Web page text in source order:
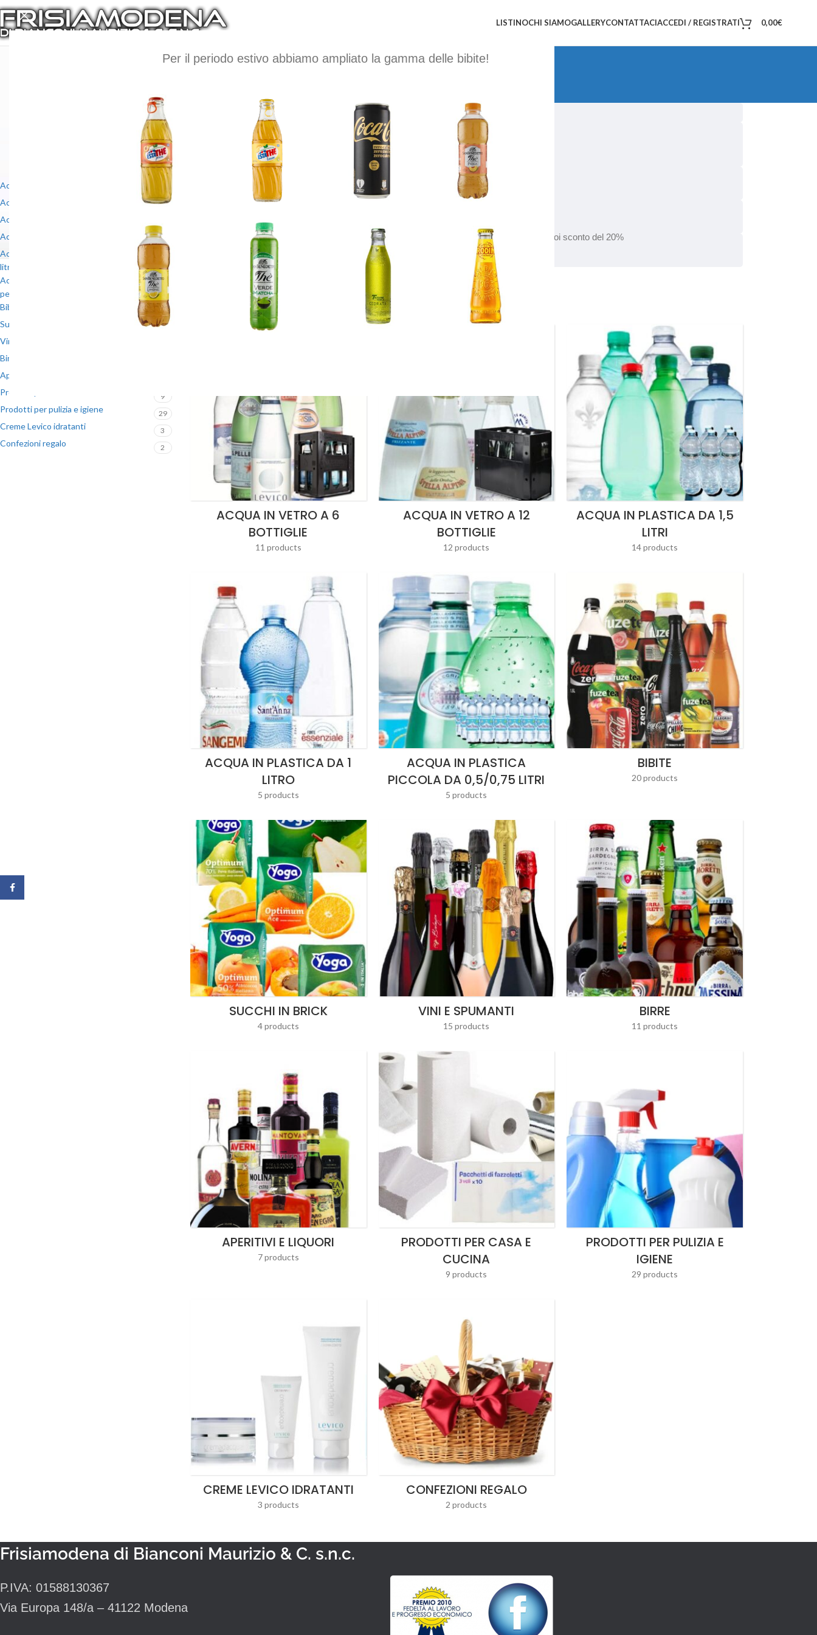
Per il periodo estivo abbiamo ampliato la gamma delle bibite!
LISTINOCHI SIAMOGALLERYCONTATTACIACCEDI / REGISTRATI 0,00€
Listino
Acqua in Vetro a 6 bottiglie 11
Acqua in Vetro a 12 bottiglie 12
Acqua in Plastica da 1,5 litri 14
Acqua in Plastica da 1 litro 5
Acqua in Plastica piccola da 0,5/0,75
litri
5
Acqua in vetro a 6 bottiglie (Vuoto a
perdere)
Bibite 20
Succhi in brick 4
Vini e Spumanti
Birre
Aperitivi e Liquori
Prodotti per casa e cucina 9
Prodotti per pulizia e igiene 29
Creme Levico idratanti 3
Confezioni regalo 2
Promozioni
I diritti del cliente Frisiamodena:
La visita del nostro incaricato non comporta alcun obbligo di acquisto.
Acqua in PET
Promozione consegna unica: ogni 15 confezioni
Acqua in vetro
Promozione consegna unica:
da 12 a 19 cestelli sconto del 10% ; da 20 cestelli in poi sconto del 20%
Promozione consegna unica:
Ogni 10 casse da 12 bottiglie ordinate 1 in omaggio.
ACQUA IN VETRO A 6
BOTTIGLIE
11 products
ACQUA IN VETRO A 12
BOTTIGLIE
12 products
ACQUA IN PLASTICA DA 1,5
LITRI
14 products
ACQUA IN PLASTICA DA 1
LITRO
5 products
ACQUA IN PLASTICA
PICCOLA DA 0,5/0,75 LITRI
5 products
BIBITE
20 products
SUCCHI IN BRICK
4 products
VINI E SPUMANTI
15 products
BIRRE
11 products
APERITIVI E LIQUORI
7 products
PRODOTTI PER CASA E
CUCINA
9 products
PRODOTTI PER PULIZIA E
IGIENE
29 products
CREME LEVICO IDRATANTI
3 products
CONFEZIONI REGALO
2 products
Frisiamodena di Bianconi Maurizio & C. s.n.c.
P.IVA: 01588130367
Via Europa 148/a – 41122 Modena